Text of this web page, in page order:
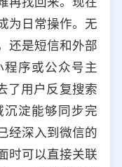
为日常操作。无
还是短信和外部
序或公众号主
了用户反复搜索
淀能够同步完
经深入到微信的
时可以直接关联